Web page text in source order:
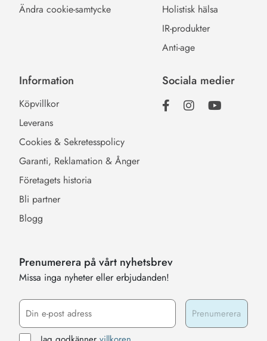
Ändra cookie-samtycke
Holistisk hälsa
IR-produkter
Anti-age
Information
Köpvillkor
Leverans
Cookies & Sekretesspolicy
Garanti, Reklamation & Ånger
Företagets historia
Bli partner
Blogg
Sociala medier
Prenumerera på vårt nyhetsbrev
Missa inga nyheter eller erbjudanden!